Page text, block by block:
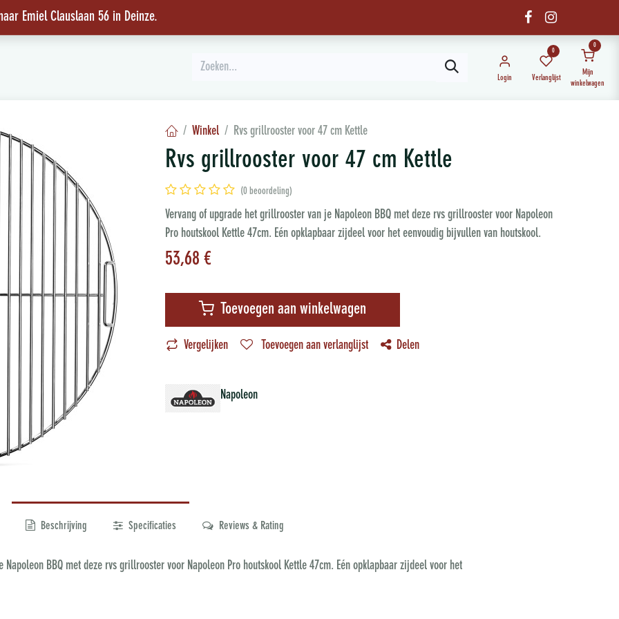
Emiel Clauslaan 56 in Deinze.
Login
0
Verlanglijst
0
Mijn
winkelwagen
Winkel Rvs grillrooster voor 47 cm Kettle
Rvs grillrooster voor 47 cm Kettle
(0 beoordeling)
Vervang of upgrade het grillrooster van je Napoleon BBQ met deze rvs grillrooster voor Napoleon
Pro houtskool Kettle 47cm. Eén opklapbaar zijdeel voor het eenvoudig bijvullen van houtskool.
53,68 €
Toevoegen aan winkelwagen
Vergelijken Toevoegen aan verlanglijst Delen
Napoleon
Beschrijving Specificaties Reviews & Rating
BBQ met deze rvs grillrooster voor Napoleon Pro houtskool Kettle 47cm. Eén opklapbaar zijdeel voor het